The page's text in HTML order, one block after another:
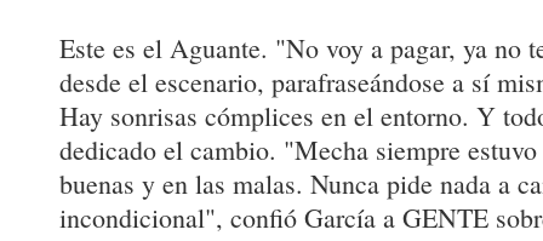
Este es el Aguante. "No voy a pagar, ya no
desde el escenario, parafraseándose a sí
Hay sonrisas cómplices en el entorno. Y
dedicado el cambio. "Mecha siempre
buenas y en las malas. Nunca pide nada a
incondicional", confió García a GENTE